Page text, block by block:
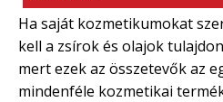
Ha saját kozmetikumokat
kell a zsírok és olajok
mert ezek az összetevők az
mindenféle kozmetikai